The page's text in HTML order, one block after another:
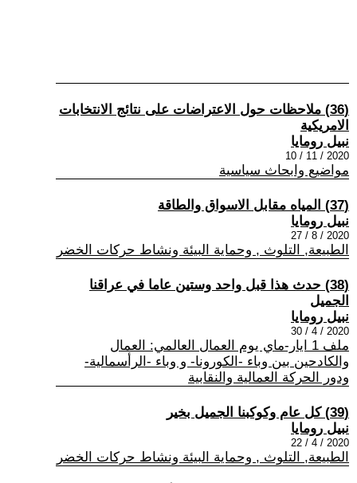
(36) ملاحظات حول الاعتراضات على نتائج الانتخابات
الامريكية
نبيل رومايا
2020 / 11 / 10
مواضيع وابحاث سياسية
(37) المياه مقابل الاسواق والطاقة
نبيل رومايا
2020 / 8 / 27
الطبيعة, التلوث , وحماية البيئة ونشاط حركات الخضر
(38) حدث هذا قبل واحد وستين عاما في عراقنا
الجميل
نبيل رومايا
2020 / 4 / 30
ملف 1 ايار-ماي يوم العمال العالمي: العمال
والكادحين بين وباء -الكورونا- و وباء -الرأسمالية-
ودور الحركة العمالية والنقابية
(39) كل عام وكوكبنا الجميل بخير
نبيل رومايا
2020 / 4 / 22
الطبيعة, التلوث , وحماية البيئة ونشاط حركات الخضر